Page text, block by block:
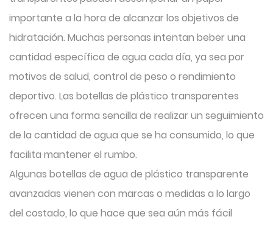
importante a la hora de alcanzar los objetivos de
hidratación. Muchas personas intentan beber una
cantidad específica de agua cada día, ya sea por
motivos de salud, control de peso o rendimiento
deportivo. Las botellas de plástico transparentes
ofrecen una forma sencilla de realizar un seguimiento
de la cantidad de agua que se ha consumido, lo que
facilita mantener el rumbo.
Algunas botellas de agua de plástico transparente
avanzadas vienen con marcas o medidas a lo largo
del costado, lo que hace que sea aún más fácil